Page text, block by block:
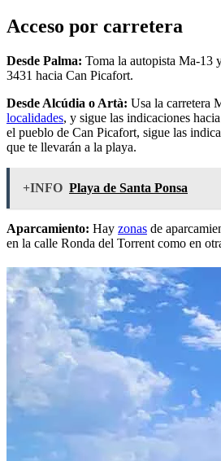
Acceso por carretera
Desde Palma: Toma la autopista Ma-13
3431 hacia Can Picafort.
Desde Alcúdia o Artà: Usa la carretera
localidades, y sigue las indicaciones
el pueblo de Can Picafort, sigue las
que te llevarán a la playa.
+INFO Playa de Santa Ponsa
Aparcamiento: Hay zonas de
en la calle Ronda del Torrent como en